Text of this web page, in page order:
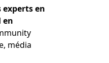
en
en
média